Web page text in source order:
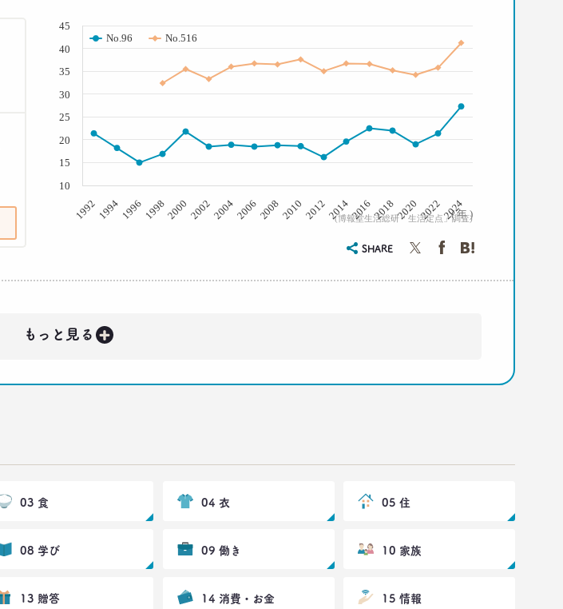
( 年 )
(博報堂生活総研「生活定点」調査)
No.96 No.516
1992 1994 1996 19982000 20022004200620082010 2012201420162018202020222024
20
10
15
25
30
35
40
45
SHARE
もっと見る +
03 食 04 衣 05 住
08 学び 09 働き 10 家族
13 贈答 14 消費・お金 15 情報